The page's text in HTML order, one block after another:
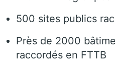
500 sites publics
Près de 2000
raccordés en FTTB